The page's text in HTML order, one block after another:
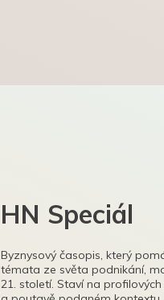
HN Speciál
Byznysový časopis, který
témata ze světa podnikání,
21. století. Staví na